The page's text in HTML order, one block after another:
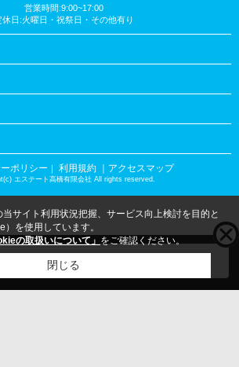
営業時間:9:00~17:00
休日:火曜日・祝祭日・その他有り
ポリシー 利用規約 ｜アクセスマップ
エステート高橋有限会社 All rights reserved.
件をご覧の方にお勧めな物件
サイト利用状況把握、サービス向上検討を目的と
を使用しています。
の取扱いについて」 をご確認ください。
閉じる